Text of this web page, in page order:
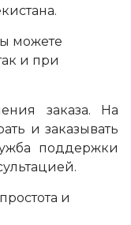
можете
и при
заказа. На
и заказывать
поддержки
и